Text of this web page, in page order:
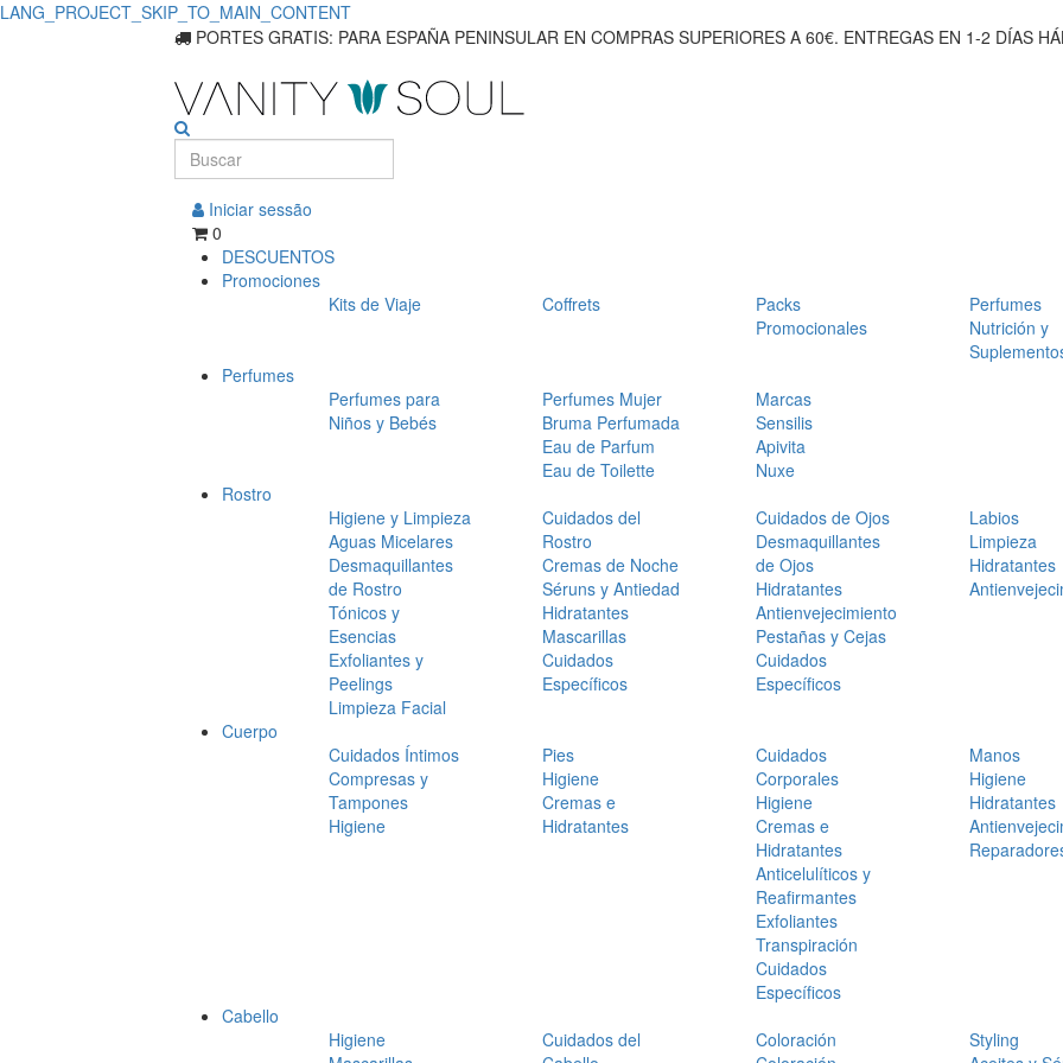
LANG_PROJECT_SKIP_TO_MAIN_CONTENT
Descubra
Corporais
Essenciais
PORTES GRATIS: PARA ESPAÑA PENINSULAR EN COMPRAS SUPERIORES A 60€. ENTREGAS EN 1-2 DÍAS
Iniciar sessão
0
DESCUENTOS
Promociones
Kits de Viaje
Coffrets
Packs
Promocionales
Perfumes
Nutrición y
Perfumes
Perfumes para
Niños y Bebés
Perfumes Mujer
Bruma Perfumada
Eau de Parfum
Eau de Toilette
Marcas
Sensilis
Apivita
Nuxe
Rostro
Higiene y Limpieza
Aguas Micelares
Desmaquillantes
de Rostro
Tónicos y
Esencias
Exfoliantes y
Peelings
Limpieza Facial
Cuidados del
Rostro
Cremas de Noche
Séruns y Antiedad
Hidratantes
Mascarillas
Cuidados
Específicos
Cuidados de Ojos
Desmaquillantes
de Ojos
Hidratantes
Antienvejecimiento
Pestañas y Cejas
Cuidados
Específicos
Labios
Limpieza
Hidratantes
Cuerpo
Cuidados Íntimos
Compresas y
Tampones
Higiene
Pies
Higiene
Cremas e
Hidratantes
Cuidados
Corporales
Higiene
Cremas e
Hidratantes
Anticelulíticos y
Reafirmantes
Exfoliantes
Transpiración
Cuidados
Específicos
Manos
Higiene
Hidratantes
Cabello
Higiene
Cuidados del
Coloración
Styling